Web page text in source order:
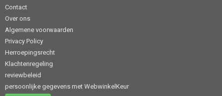
Contact
Over ons
Algemene voorwaarden
Privacy Policy
Herroepingsrecht
Klachtenregeling
reviewbeleid
persoonlijke gegevens met WebwinkelKeur